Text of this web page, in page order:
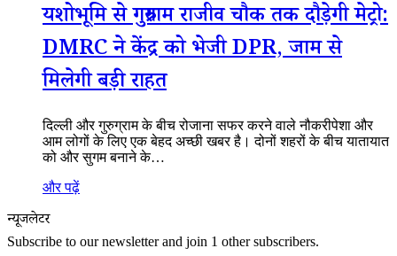
यशोभूमि से गुरुग्राम राजीव चौक तक दौड़ेगी मेट्रो:
DMRC ने केंद्र को भेजी DPR, जाम से
मिलेगी बड़ी राहत
दिल्ली और गुरुग्राम के बीच रोजाना सफर करने वाले नौकरीपेशा और
आम लोगों के लिए एक बेहद अच्छी खबर है। दोनों शहरों के बीच यातायात
को और सुगम बनाने के…
और पढ़ें
न्यूजलेटर
Subscribe to our newsletter and join 1 other subscribers.